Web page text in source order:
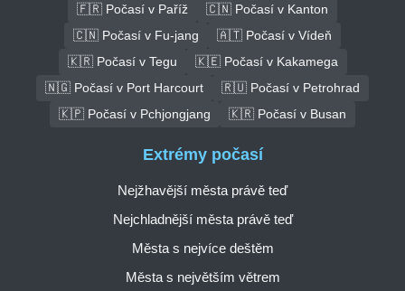
🇫🇷 Počasí v Paříž
🇨🇳 Počasí v Kanton
🇨🇳 Počasí v Fu-jang
🇦🇹 Počasí v Vídeň
🇰🇷 Počasí v Tegu
🇰🇪 Počasí v Kakamega
🇳🇬 Počasí v Port Harcourt
🇷🇺 Počasí v Petrohrad
🇰🇵 Počasí v Pchjongjang
🇰🇷 Počasí v Busan
Extrémy počasí
Nejžhavější města právě teď
Nejchladnější města právě teď
Města s nejvíce deštěm
Města s největším větrem